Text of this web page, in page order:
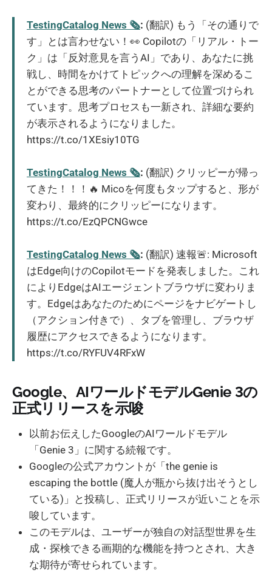
TestingCatalog News 🗞: (翻訳) もう「その通りで
す」とは言わせない！👀 Copilotの「リアル・トー
ク」は「反対意見を言うAI」であり、あなたに挑
戦し、時間をかけてトピックへの理解を深めるこ
とができる思考のパートナーとして位置づけられ
ています。思考プロセスも一新され、詳細な要約
が表示されるようになりました。
https://t.co/1XEsiy10TG
TestingCatalog News 🗞: (翻訳) クリッピーが帰っ
てきた！！！🔥 Micoを何度もタップすると、形が
変わり、最終的にクリッピーになります。
https://t.co/EzQPCNGwce
TestingCatalog News 🗞: (翻訳) 速報🚨: Microsoft
はEdge向けのCopilotモードを発表しました。これ
によりEdgeはAIエージェントブラウザに変わりま
す。Edgeはあなたのためにページをナビゲートし
（アクション付きで）、タブを管理し、ブラウザ
履歴にアクセスできるようになります。
https://t.co/RYFUV4RFxW
Google、AIワールドモデルGenie 3の
正式リリースを示唆
以前お伝えしたGoogleのAIワールドモデル
「Genie 3」に関する続報です。
Googleの公式アカウントが「the genie is
escaping the bottle (魔人が瓶から抜け出そうとし
ている)」と投稿し、正式リリースが近いことを示
唆しています。
このモデルは、ユーザーが独自の対話型世界を生
成・探検できる画期的な機能を持つとされ、大き
な期待が寄せられています。